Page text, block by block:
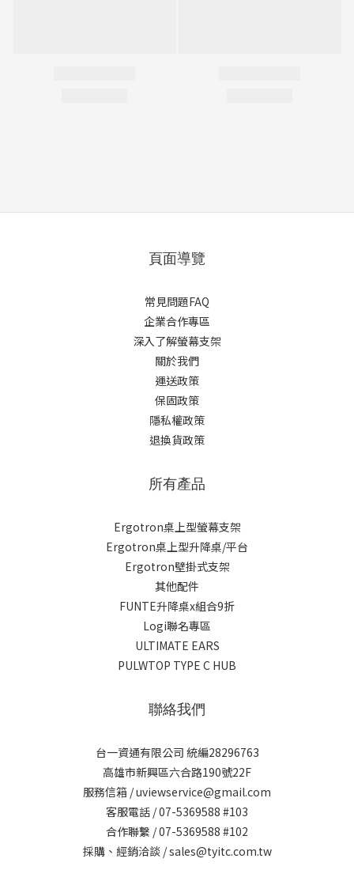
頁面導覽
常見問題FAQ
企業合作專區
深入了解螢幕支架
關於我們
運送政策
保固政策
隱私權政策
退換貨政策
所有產品
Ergotron桌上型螢幕支架
Ergotron桌上型升降桌/平台
Ergotron壁掛式支架
其他配件
FUNTE升降桌x組合9折
Logi聯名專區
ULTIMATE EARS
PULWTOP TYPE C HUB
聯絡我們
台一資通有限公司 統編28296763
高雄市新興區六合路190號22F
服務信箱 / uviewservice@gmail.com
客服電話 / 07-5369588 #103
合作聯繫 / 07-5369588 #102
採購、經銷洽談 / sales@tyitc.com.tw